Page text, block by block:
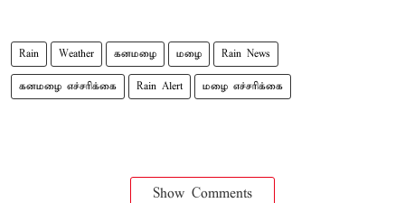
Rain Weather கனமழை மழை Rain News
கனமழை எச்சரிக்கை Rain Alert மழை எச்சரிக்கை
Show Comments